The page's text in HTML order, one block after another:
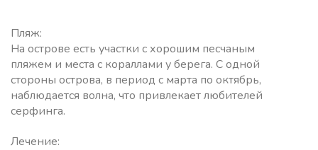
Пляж:
На острове есть участки с хорошим песчаным
пляжем и места с кораллами у берега. С одной
стороны острова, в период с марта по октябрь,
наблюдается волна, что привлекает любителей
серфинга.
Лечение: